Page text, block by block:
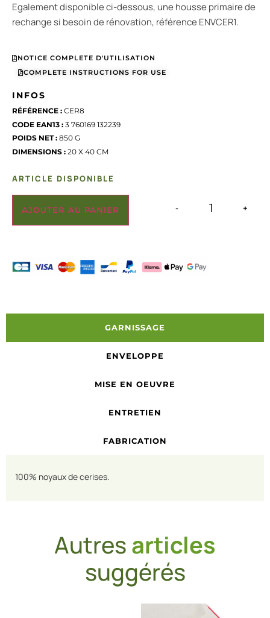
Egalement disponible ci-dessous, une housse primaire de
rechange si besoin de rénovation, référence ENVCER1.
NOTICE COMPLETE D'UTILISATION
COMPLETE INSTRUCTIONS FOR USE
INFOS
RÉFÉRENCE : CER8
CODE EAN13 : 3 760169 132239
POIDS NET : 850 G
DIMENSIONS : 20 X 40 CM
ARTICLE DISPONIBLE
- +
AJOUTER AU PANIER
GARNISSAGE
ENVELOPPE
MISE EN OEUVRE
ENTRETIEN
FABRICATION
100% noyaux de cerises.
Autresarticles
suggérés